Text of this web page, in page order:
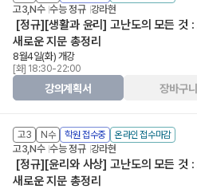
고3,N수 수능 정규 강라현
[정규][생활과 윤리] 고난도의 모든 것
새로운 지문 총정리
8월4일(화) 개강
[화] 18:30-22:00
강의계획서 장바구니
고3 N수 학원 접수중 온라인 접수마감
고3,N수 수능 정규 강라현
[정규][윤리와 사상] 고난도의 모든 것
새로운 지문 총정리